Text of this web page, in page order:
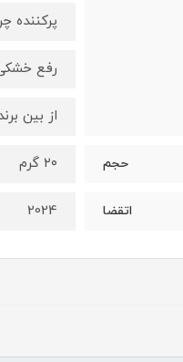
پرکننده
رفع
از بین
حجم ۲۰ گرم
اتقضا 2024